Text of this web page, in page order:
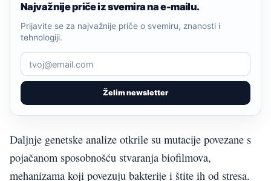
Najvažnije priče iz svemira na e-mailu.
Želim newsletter
Prijavite se za najvažnije priče o svemiru, znanosti i
tehnologiji.
Daljnje genetske analize otkrile su mutacije povezane s
pojačanom sposobnošću stvaranja biofilmova,
mehanizama koji povezuju bakterije i štite ih od stresa.